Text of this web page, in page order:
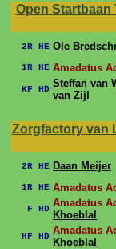
Open Startbaan
2R HE Ole
1R HE Amadatus
KF HD Steffan van
van Zijl
Zorgfactory van
2R HE Daan Meijer
1R HE Amadatus
F HD Amadatus
Khoeblal
HF HD Amadatus
Khoeblal